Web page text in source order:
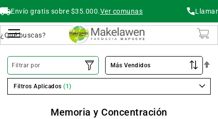
Envío gratis sobre $35.000.Ver comunas Llamar
Memoria y Concentración
Filtrar por
Filtros Aplicados